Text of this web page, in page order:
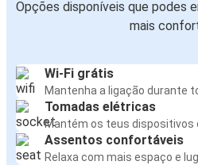
Opções disponíveis que podes
mais
Wi-Fi grátis
Mantenha a ligação durante
Tomadas elétricas
Mantém os teus dispositivos
Assentos confortáveis
Relaxa com mais espaço e